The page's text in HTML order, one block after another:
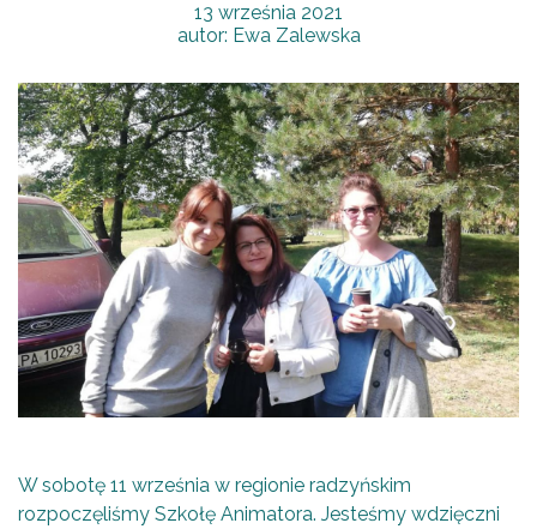
13 września 2021
autor: Ewa Zalewska
W sobotę 11 września w regionie radzyńskim
rozpoczęliśmy Szkołę Animatora. Jesteśmy wdzięczni